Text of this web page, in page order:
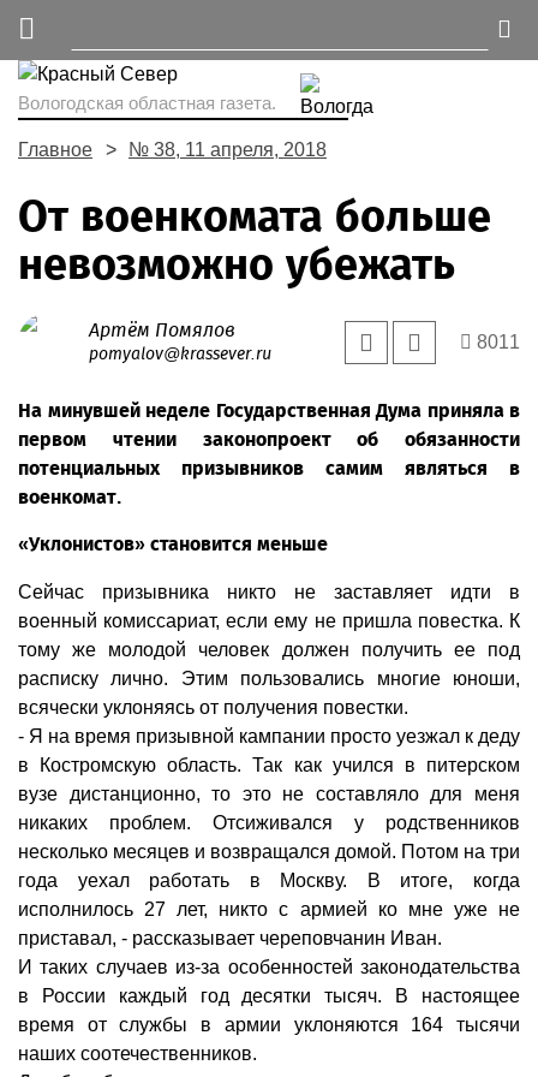
Вологодская областная газета.
Главное № 38, 11 апреля, 2018
От военкомата больше
невозможно убежать
Артём Помялов
pomyalov@krassever.ru
8011
На минувшей неделе Государственная Дума приняла в
первом чтении законопроект об обязанности
потенциальных призывников самим являться в
военкомат.
«Уклонистов» становится меньше
Сейчас призывника никто не заставляет идти в
военный комиссариат, если ему не пришла повестка. К
тому же молодой человек должен получить ее под
расписку лично. Этим пользовались многие юноши,
всячески уклоняясь от получения повестки.
- Я на время призывной кампании просто уезжал к деду
в Костромскую область. Так как учился в питерском
вузе дистанционно, то это не составляло для меня
никаких проблем. Отсиживался у родственников
несколько месяцев и возвращался домой. Потом на три
года уехал работать в Москву. В итоге, когда
исполнилось 27 лет, никто с армией ко мне уже не
приставал, - рассказывает череповчанин Иван.
И таких случаев из-за особенностей законодательства
в России каждый год десятки тысяч. В настоящее
время от службы в армии уклоняются 164 тысячи
наших соотечественников.